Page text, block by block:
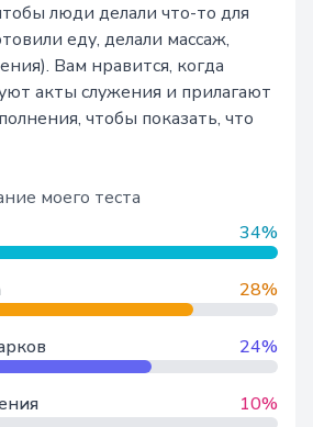
люди делали что-то для
еду, делали массаж,
Вам нравится, когда
акты служения и прилагают
чтобы показать, что
моего теста
34%
28%
24%
10%